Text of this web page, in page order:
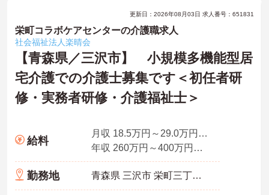
・最大20,000円の勤続年数加算手当や年2回の賞与支給があるため、
長く勤務するほど待遇に反映される仕組みがあります。
【認定マークを取得した、柔軟で働きやすい体制が整っています】
・「くるみんマーク」を取得し、育児・介護休業の実績や復職制度
があるため、生活の変化にも対応できます。
・残業が月平均10時間と少なく、日勤帯の勤務が中心であるため、
私生活との両立を図りながら働けます。
更新日：2026年08月03日 求人番号：651831
栄町コラボケアセンターの介護職求人
社会福祉法人楽晴会
【青森県／三沢市】 小規模多機能型居
宅介護での介護士募集です＜初任者研
修・実務者研修・介護福祉士＞
給料
月収 18.5万円～29.0万円程度
年収 260万円～400万円程度
勤務地 青森県 三沢市 栄町三丁目125番1